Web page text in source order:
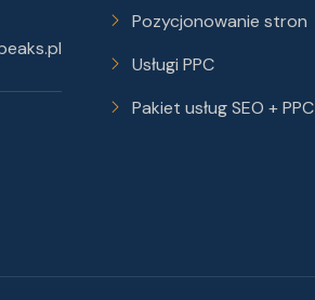
Pozycjonowanie stron
Usługi PPC
Pakiet usług SEO + PPC